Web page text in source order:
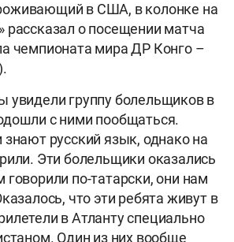
в США, в колонке на
рассказал о посещении матча
чемпионата мира ДР Конго –
увидели группу болельщиков в
с ними пообщаться.
русский язык, однако на
Эти болельщики оказались
по-татарски, они нам
что эти ребята живут в
в Атланту специально
Один из них вообще